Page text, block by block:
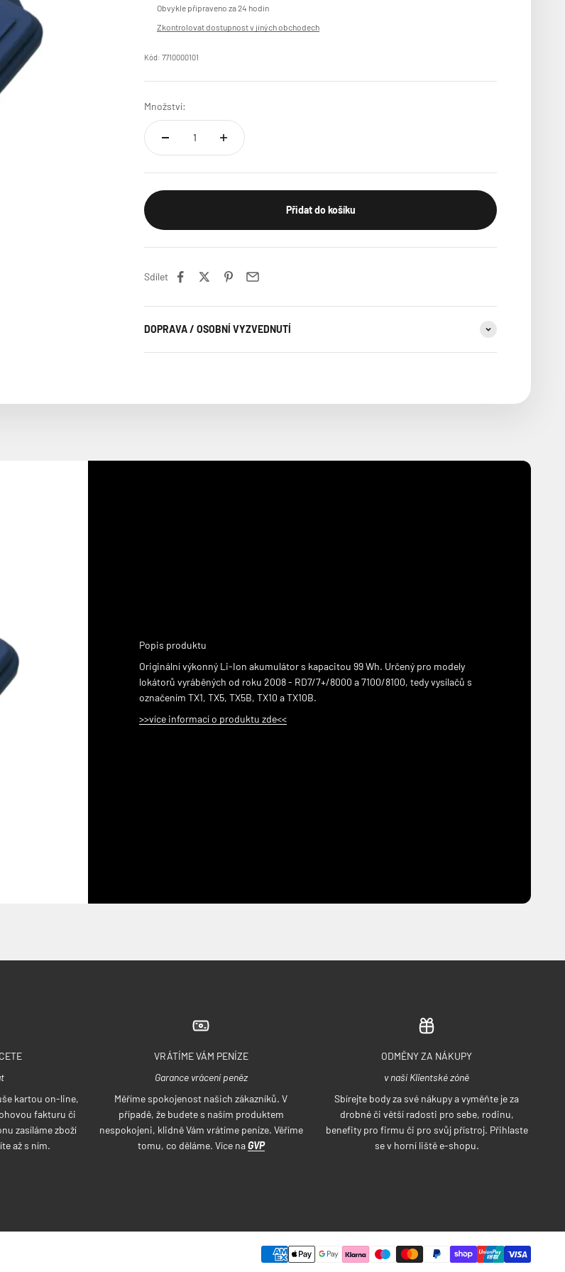
Obvykle připraveno za 24 hodin
Zkontrolovat dostupnost v jiných obchodech
Kód: 7710000101
Množství:
Přidat do košíku
Sdílet
DOPRAVA / OSOBNÍ VYZVEDNUTÍ
Popis produktu
Originální výkonný Li-Ion akumulátor s kapacitou 99 Wh. Určený pro modely
lokátorů vyráběných od roku 2008 - RD7/7+/8000 a 7100/8100, tedy vysílačů s
označením TX1, TX5, TX5B, TX10 a TX10B.
>>více informací o produktu zde<<
kartou on-line,
fakturu či
zasíláme zboží
až s ním.
VRÁTÍME VÁM PENÍZE
Garance vrácení peněz
Měříme spokojenost našich zákazníků. V
případě, že budete s naším produktem
nespokojeni, klidně Vám vrátíme peníze. Věříme
tomu, co děláme. Více naGVP
ODMĚNY ZA NÁKUPY
v naší Klientské zóně
Sbírejte body za své nákupy a vyměňte je za
drobné či větší radosti pro sebe, rodinu,
benefity pro firmu či pro svůj přístroj. Přihlaste
se v horní liště e-shopu.